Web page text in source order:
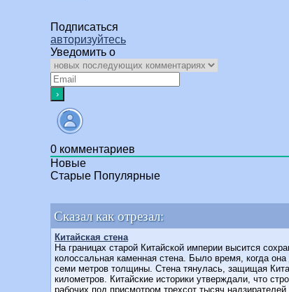
Подписаться
авторизуйтесь
Уведомить о
0 комментариев
Новые
Старые Популярные
Сказал как отрезал:
Китайская стена
На границах старой Китайской империи высится
колоссальная каменная стена. Было время, когда
семи метров толщины. Стена тянулась, защищая
километров. Китайские историки утверждали, что
рабочих под присмотром трехсот тысяч